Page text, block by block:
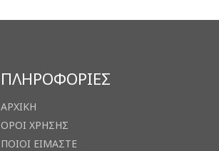
ΠΛΗΡΟΦΟΡΙΕΣ
ΑΡΧΙΚΗ
ΟΡΟΙ ΧΡΗΣΗΣ
ΠΟΙΟΙ ΕΙΜΑΣΤΕ